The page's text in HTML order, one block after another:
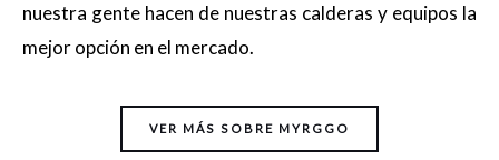
nuestra gente hacen de nuestras calderas y equipos la
mejor opción en el mercado.
VER MÁS SOBRE MYRGGO